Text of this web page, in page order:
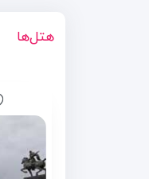
هتل‌ها